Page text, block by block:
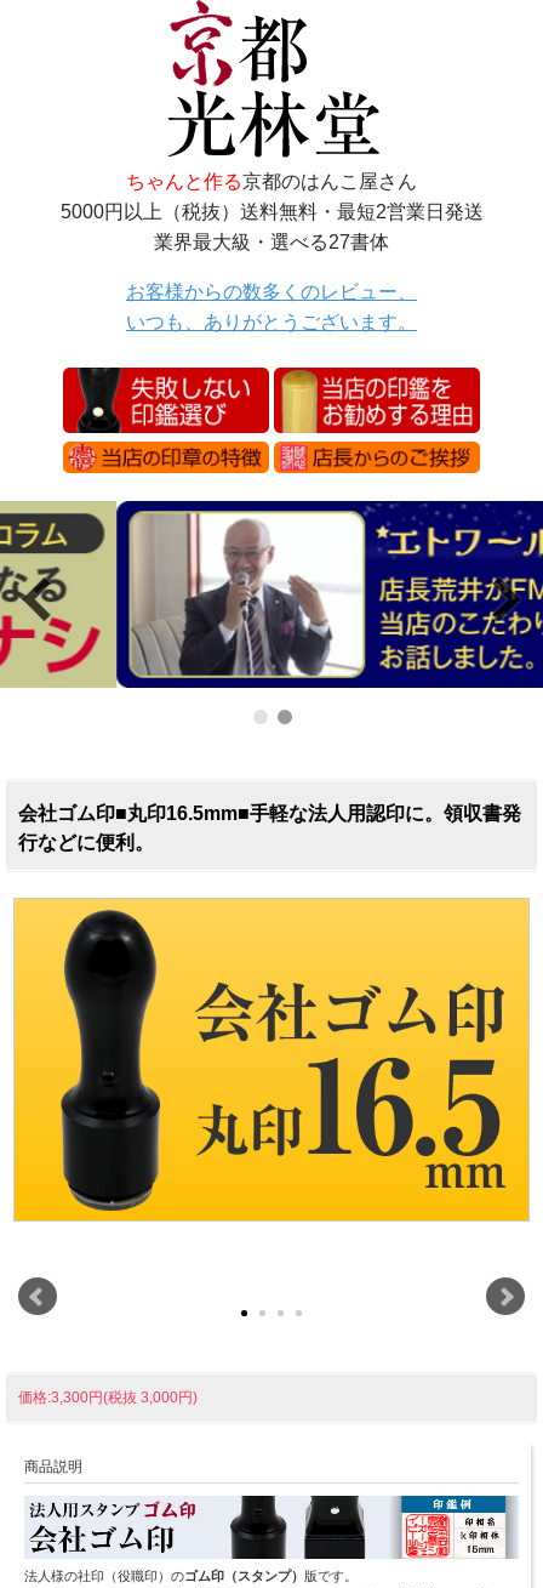
ちゃんと作る京都のはんこ屋さん
5000円以上（税抜）送料無料・最短2営業日発送
業界最大級・選べる27書体
お客様からの数多くのレビュー、
いつも、ありがとうございます。
会社ゴム印■丸印16.5mm■手軽な法人用認印に。領収書発
行などに便利。
価格:3,300円(税抜 3,000円)
商品説明
法人様の社印（役職印）のゴム印（スタンプ） 版です。